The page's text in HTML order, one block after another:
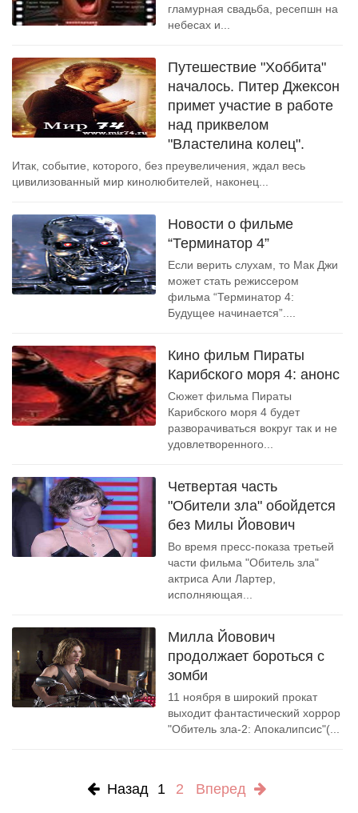
гламурная свадьба, ресепшн на
небесах и...
Путешествие "Хоббита"
началось. Питер Джексон
примет участие в работе
над приквелом
"Властелина колец".
Итак, событие, которого, без преувеличения, ждал весь
цивилизованный мир кинолюбителей, наконец...
Новости о фильме
“Терминатор 4”
Если верить слухам, то Мак Джи
может стать режиссером
фильма “Терминатор 4:
Будущее начинается”....
Кино фильм Пираты
Карибского моря 4: анонс
Сюжет фильма Пираты
Карибского моря 4 будет
разворачиваться вокруг так и не
удовлетворенного...
Четвертая часть
"Обители зла" обойдется
без Милы Йовович
Во время пресс-показа третьей
части фильма "Обитель зла"
актриса Али Лартер,
исполняющая...
Милла Йовович
продолжает бороться с
зомби
11 ноября в широкий прокат
выходит фантастический хоррор
"Обитель зла-2: Апокалипсис"(...
Назад 1 2 Вперед